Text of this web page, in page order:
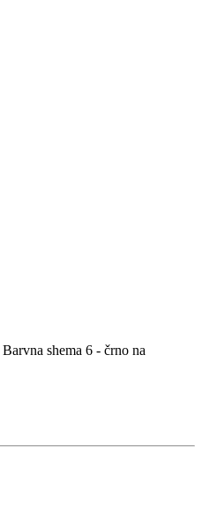
Barvna shema 6 - črno na